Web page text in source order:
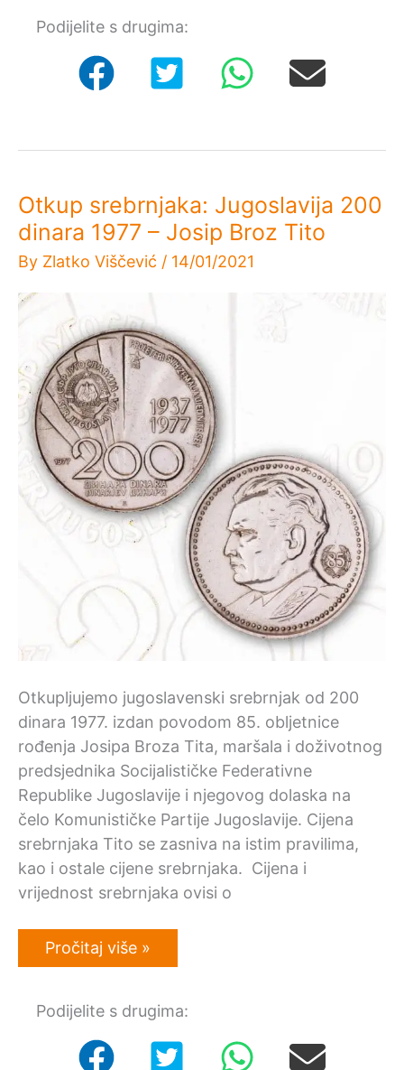
filatelija
odmor
tijela
Podijelite s drugima:
Otkup srebrnjaka: Jugoslavija 200
dinara 1977 – Josip Broz Tito
By Zlatko Viščević / 14/01/2021
Otkupljujemo jugoslavenski srebrnjak od 200
dinara 1977. izdan povodom 85. obljetnice
rođenja Josipa Broza Tita, maršala i doživotnog
predsjednika Socijalističke Federativne
Republike Jugoslavije i njegovog dolaska na
čelo Komunističke Partije Jugoslavije. Cijena
srebrnjaka Tito se zasniva na istim pravilima,
kao i ostale cijene srebrnjaka. Cijena i
vrijednost srebrnjaka ovisi o
Otkup
srebrnjaka:
dinara
Josip
Pročitaj više »
Podijelite s drugima: